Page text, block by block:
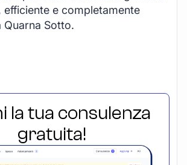
efficiente e completamente
Sotto.
la tua consulenza
gratuita!